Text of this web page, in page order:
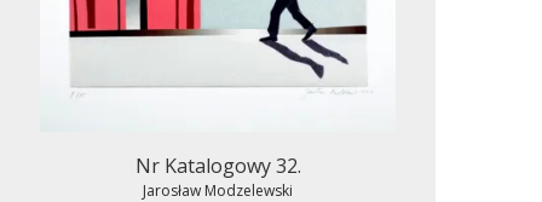
Nr Katalogowy 32.
Jarosław Modzelewski